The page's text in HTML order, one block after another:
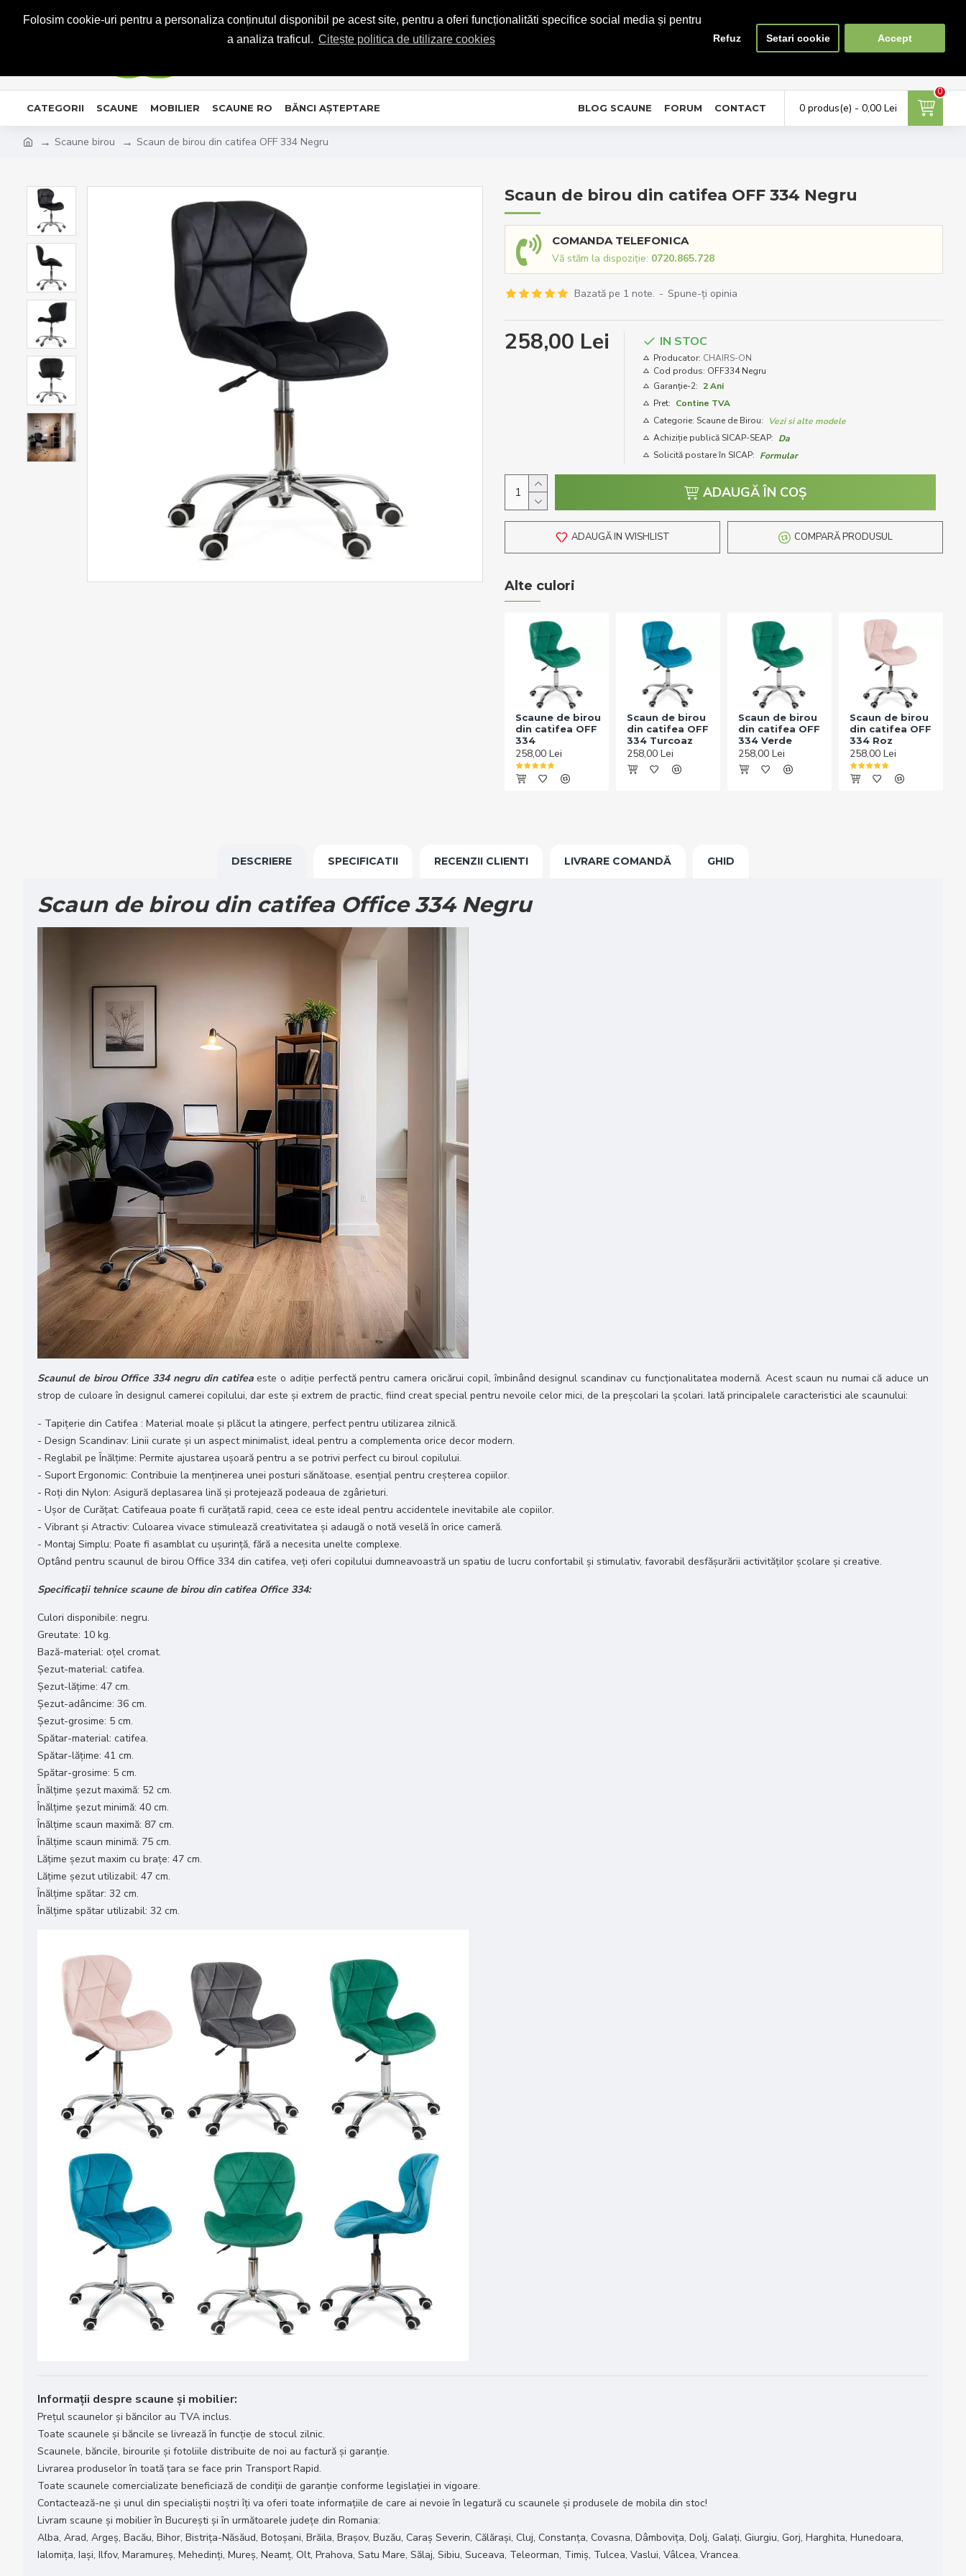
Folosim cookie-uri pentru a personaliza conținutul disponibil pe acest site, pentru a oferi funcționalităti specifice social media și pentru
a analiza traficul. Citește politica de utilizare cookies Refuz Setari cookie Accept
COMENZI TELEFONICE: 0720.865.728
Favorite Compara
0
CATEGORII SCAUNE MOBILIER SCAUNE RO BĂNCI AȘTEPTARE BLOG SCAUNE FORUM CONTACT 0 produs(e) - 0,00 Lei
0
Scaune birou Scaun de birou din catifea OFF 334 Negru
Scaun de birou din catifea OFF 334 Negru
COMANDA TELEFONICA
Vă stăm la dispoziție: 0720.865.728
Bazată pe 1 note. - Spune-ţi opinia
258,00 Lei IN STOC
Producator: CHAIRS-ON
Cod produs: OFF334 Negru
Garanție-2: 2 Ani
Pret: Contine TVA
Categorie: Scaune de Birou:
Vezi si alte modele
Achiziție publică SICAP-SEAP: Da
Solicită postare în SICAP: Formular
ADAUGĂ ÎN COŞ
ADAUGĂ IN WISHLIST COMPARĂ PRODUSUL
Alte culori
Scaune de birou
din catifea OFF
334
258,00 Lei
Scaun de birou
din catifea OFF
334 Turcoaz
258,00 Lei
Scaun de birou
din catifea OFF
334 Verde
258,00 Lei
Scaun de birou
din catifea OFF
334 Roz
258,00 Lei
DESCRIERE SPECIFICATII RECENZII CLIENTI LIVRARE COMANDĂ GHID
Scaun de birou din catifea Office 334 Negru
Scaunul de birou Office 334 negru din catifeaeste o adiție perfectă pentru camera oricărui copil, îmbinând designul scandinav cu funcționalitatea modernă. Acest scaun nu numai că aduce un
strop de culoare în designul camerei copilului, dar este și extrem de practic, fiind creat special pentru nevoile celor mici, de la preșcolari la școlari. Iată principalele caracteristici ale scaunului:
- Tapițerie din Catifea : Material moale și plăcut la atingere, perfect pentru utilizarea zilnică.
- Design Scandinav: Linii curate și un aspect minimalist, ideal pentru a complementa orice decor modern.
- Reglabil pe Înălțime: Permite ajustarea ușoară pentru a se potrivi perfect cu biroul copilului.
- Suport Ergonomic: Contribuie la menținerea unei posturi sănătoase, esențial pentru creșterea copiilor.
- Roți din Nylon: Asigură deplasarea lină și protejează podeaua de zgârieturi.
- Ușor de Curățat: Catifeaua poate fi curățată rapid, ceea ce este ideal pentru accidentele inevitabile ale copiilor.
- Vibrant și Atractiv: Culoarea vivace stimulează creativitatea și adaugă o notă veselă în orice cameră.
- Montaj Simplu: Poate fi asamblat cu ușurință, fără a necesita unelte complexe.
Optând pentru scaunul de birou Office 334 din catifea, veți oferi copilului dumneavoastră un spatiu de lucru confortabil și stimulativ, favorabil desfășurării activităților școlare și creative.
Specificații tehnice scaune de birou din catifea Office 334:
Culori disponibile: negru.
Greutate: 10 kg.
Bază-material: oțel cromat.
Șezut-material: catifea.
Șezut-lățime: 47 cm.
Șezut-adâncime: 36 cm.
Șezut-grosime: 5 cm.
Spătar-material: catifea.
Spătar-lățime: 41 cm.
Spătar-grosime: 5 cm.
Înălțime șezut maximă: 52 cm.
Înălțime șezut minimă: 40 cm.
Înălțime scaun maximă: 87 cm.
Înălțime scaun minimă: 75 cm.
Lățime șezut maxim cu brațe: 47 cm.
Lățime șezut utilizabil: 47 cm.
Înălțime spătar: 32 cm.
Înălțime spătar utilizabil: 32 cm.
Informații despre scaune și mobilier:
Prețul scaunelor și băncilor au TVA inclus.
Toate scaunele și băncile se livrează în funcție de stocul zilnic.
Scaunele, băncile, birourile și fotoliile distribuite de noi au factură și garanție.
Livrarea produselor în toată țara se face prin Transport Rapid.
Toate scaunele comercializate beneficiază de condiții de garanție conforme legislației in vigoare.
Contactează-ne și unul din specialiștii noștri îți va oferi toate informațiile de care ai nevoie în legatură cu scaunele și produsele de mobila din stoc!
Livram scaune și mobilier în București și în următoarele județe din Romania:
Alba, Arad, Argeș, Bacău, Bihor, Bistrița-Năsăud, Botoșani, Brăila, Brașov, Buzău, Caraș Severin, Călărași, Cluj, Constanța, Covasna, Dâmbovița, Dolj, Galați, Giurgiu, Gorj, Harghita, Hunedoara,
Ialomița, Iași, Ilfov, Maramureș, Mehedinți, Mureș, Neamț, Olt, Prahova, Satu Mare, Sălaj, Sibiu, Suceava, Teleorman, Timiș, Tulcea, Vaslui, Vâlcea, Vrancea.